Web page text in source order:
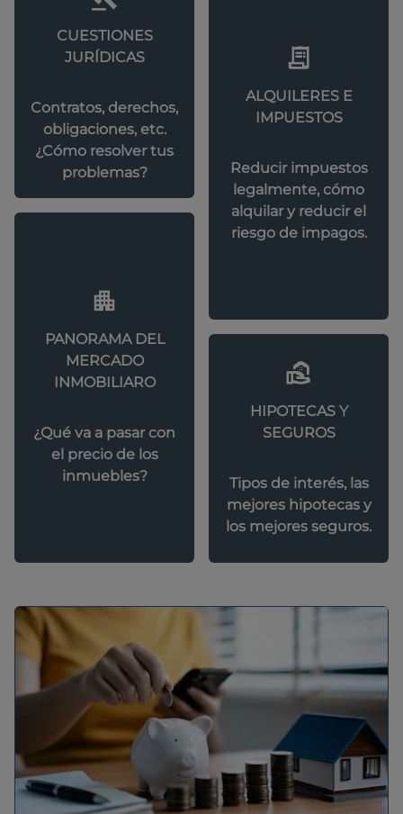
CUESTIONES
JURÍDICAS
Contratos, derechos,
obligaciones, etc.
¿Cómo resolver tus
problemas?
ALQUILERES E
IMPUESTOS
Reducir impuestos
legalmente, cómo
alquilar y reducir el
riesgo de impagos.
PANORAMA DEL
MERCADO
INMOBILIARO
¿Qué va a pasar con
el precio de los
inmuebles?
HIPOTECAS Y
SEGUROS
Tipos de interés, las
mejores hipotecas y
los mejores seguros.